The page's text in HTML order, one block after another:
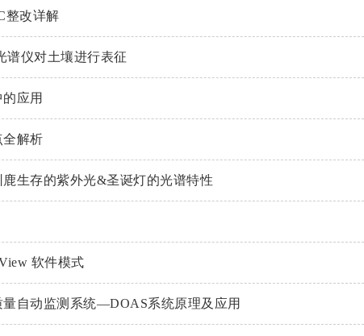
整改详解
谱仪对土壤进行表征
应用
全解析
生存的紫外光&圣诞灯的光谱特性
软件模式
自动监测系统—DOAS系统原理及应用